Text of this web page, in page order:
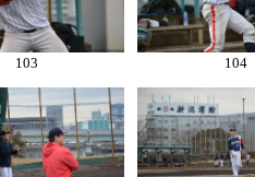
103 104